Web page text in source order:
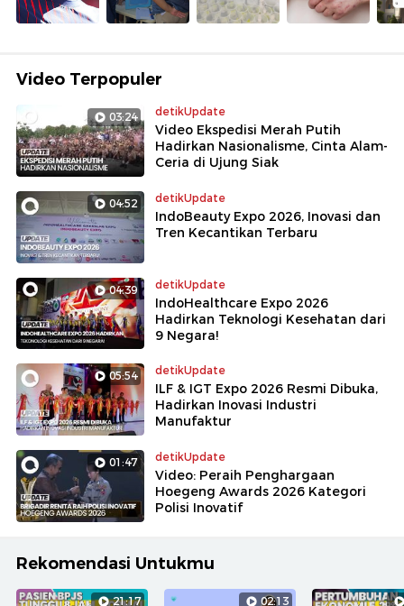
Video Terpopuler
03:24 detikUpdate
Video Ekspedisi Merah Putih
Hadirkan Nasionalisme, Cinta Alam-
Ceria di Ujung Siak
04:52 detikUpdate
IndoBeauty Expo 2026, Inovasi dan
Tren Kecantikan Terbaru
04:39 detikUpdate
IndoHealthcare Expo 2026
Hadirkan Teknologi Kesehatan dari
9 Negara!
05:54 detikUpdate
ILF & IGT Expo 2026 Resmi Dibuka,
Hadirkan Inovasi Industri
Manufaktur
01:47 detikUpdate
Video: Peraih Penghargaan
Hoegeng Awards 2026 Kategori
Polisi Inovatif
Rekomendasi Untukmu
21:17 02:13